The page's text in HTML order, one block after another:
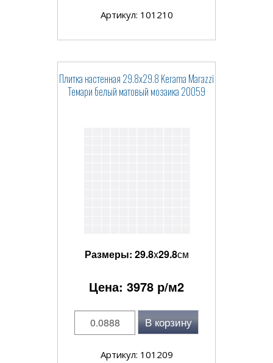
Артикул: 101210
Плитка настенная 29.8x29.8 Kerama Marazzi
Темари белый матовый мозаика 20059
Размеры: 29.8x29.8см
Цена: 3978 р/м2
В корзину
Артикул: 101209